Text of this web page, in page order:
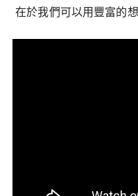
在於我們可以用豐富的